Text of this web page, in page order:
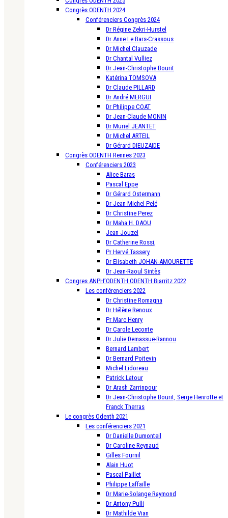
Congrès ODENTH 2024
Conférenciers Congrès 2024
Dr Régine Zekri-Hurstel
Dr Anne Le Bars-Crassous
Dr Michel Clauzade
Dr Chantal Vulliez
Dr Jean-Christophe Bourit
Katérina TOMSOVA
Dr Claude PILLARD
Dr André MERGUI
Dr Philippe COAT
Dr Jean-Claude MONIN
Dr Muriel JEANTET
Dr Michel ARTEIL
Dr Gérard DIEUZAIDE
Congrès ODENTH Rennes 2023
Conférenciers 2023
Alice Baras
Pascal Eppe
Dr Gérard Ostermann
Dr Jean-Michel Pelé
Dr Christine Perez
Dr Maha H. DAOU
Jean Jouzel
Dr Catherine Rossi,
Pr Hervé Tassery
Dr Elisabeth JOHAN-AMOURETTE
Dr Jean-Raoul Sintès
Congres ANPH’ODENTH ODENTH Biarritz 2022
Les conférenciers 2022
Dr Christine Romagna
Dr Hélène Renoux
Pr Marc Henry
Dr Carole Leconte
Dr Julie Demassue-Rannou
Bernard Lambert
Dr Bernard Poitevin
Michel Lidoreau
Patrick Latour
Dr Arash Zarrinpour
Dr Jean-Christophe Bourit, Serge Henrotte et
Franck Therras
Le congrès Odenth 2021
Les conférenciers 2021
Dr Danielle Dumonteil
Dr Caroline Reynaud
Gilles Fournil
Alain Huot
Pascal Paillet
Philippe Laffaille
Dr Marie-Solange Raymond
Dr Antony Pulli
Dr Mathilde Vian